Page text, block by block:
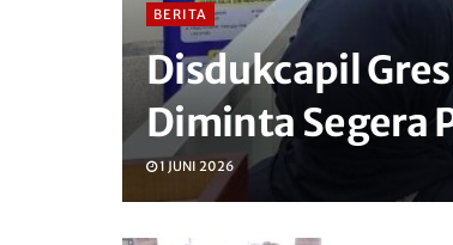
BERITA
Disdukcapil
Diminta Segera
1 JUNI 2026